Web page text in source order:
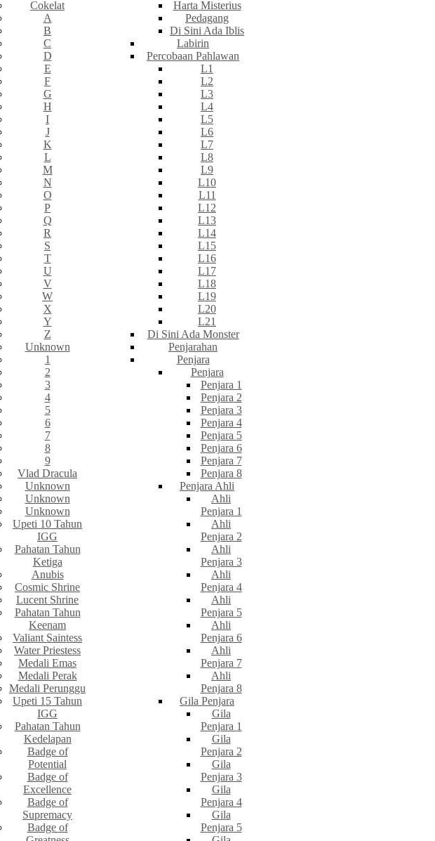
Cokelat
A
B
C
D
E
F
G
H
I
J
K
L
M
N
O
P
Q
R
S
T
U
V
W
X
Y
Z
Unknown
1
2
3
4
5
6
7
8
9
Vlad Dracula
Unknown
Unknown
Unknown
Upeti 10 Tahun
IGG
Pahatan Tahun
Ketiga
Anubis
Cosmic Shrine
Lucent Shrine
Pahatan Tahun
Keenam
Valiant Saintess
Water Priestess
Medali Emas
Medali Perak
Medali Perunggu
Upeti 15 Tahun
IGG
Pahatan Tahun
Kedelapan
Badge of
Potential
Badge of
Excellence
Badge of
Supremacy
Badge of
Harta Misterius
Pedagang
Di Sini Ada Iblis
Labirin
Percobaan Pahlawan
L1
L2
L3
L4
L5
L6
L7
L8
L9
L10
L11
L12
L13
L14
L15
L16
L17
L18
L19
L20
L21
Di Sini Ada Monster
Penjarahan
Penjara
Penjara
Penjara 1
Penjara 2
Penjara 3
Penjara 4
Penjara 5
Penjara 6
Penjara 7
Penjara 8
Penjara Ahli
Ahli
Penjara 1
Ahli
Penjara 2
Ahli
Penjara 3
Ahli
Penjara 4
Ahli
Penjara 5
Ahli
Penjara 6
Ahli
Penjara 7
Ahli
Penjara 8
Gila Penjara
Gila
Penjara 1
Gila
Penjara 2
Gila
Penjara 3
Gila
Penjara 4
Gila
Penjara 5